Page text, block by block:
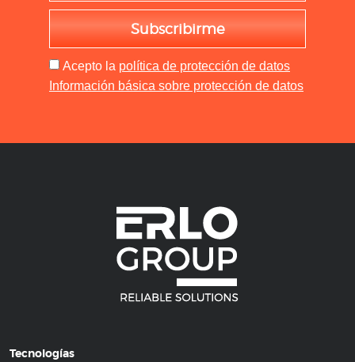
Subscribirme
Acepto la política de protección de datos
Información básica sobre protección de datos
Tecnologías